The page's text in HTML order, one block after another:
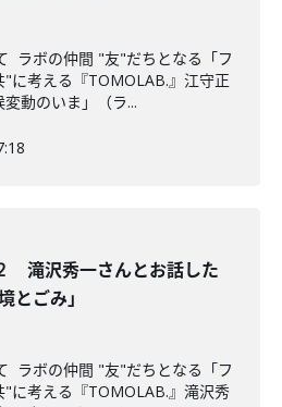
ラボの仲間 "友"だちとなる「フ
に考える『TOMOLAB.』江守正
動のいま」（ラ...
滝沢秀一さんとお話した
とごみ」
ラボの仲間 "友"だちとなる「フ
に考える『TOMOLAB.』滝沢秀